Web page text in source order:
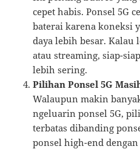
cepet habis. Ponsel 5G
baterai karena koneksi
daya lebih besar. Kalau
atau streaming, siap-
lebih sering.
Pilihan Ponsel 5G
Walaupun makin
ngeluarin ponsel 5G,
terbatas dibanding
ponsel high-end